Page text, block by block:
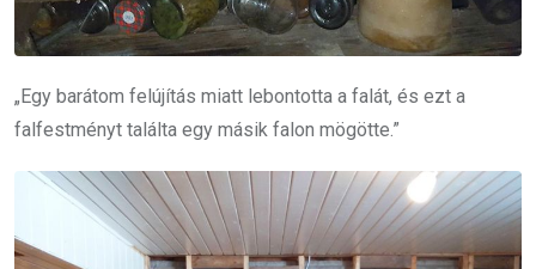
„Egy barátom felújítás miatt lebontotta a falát, és ezt a
falfestményt találta egy másik falon mögötte.”